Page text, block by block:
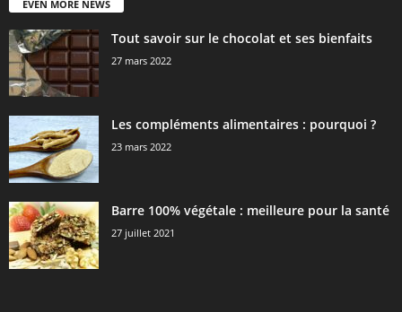
EVEN MORE NEWS
Tout savoir sur le chocolat et ses bienfaits
27 mars 2022
Les compléments alimentaires : pourquoi ?
23 mars 2022
Barre 100% végétale : meilleure pour la santé
27 juillet 2021